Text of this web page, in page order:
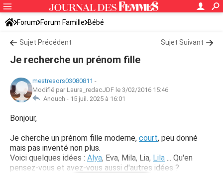
Forum Forum Famille Bébé
Sujet Précédent Sujet Suivant
Je recherche un prénom fille
mestresors03080811 -
Modifié par Laura_redacJDF le 3/02/2016 15:46
Anouch - 15 juil. 2025 à 16:01
Bonjour,
Je cherche un prénom fille moderne, court, peu donné
mais pas inventé non plus.
Voici quelques idées : Alya, Eva, Mila, Lia, Lila ... Qu'en
pensez-vous et avez-vous aussi d'autres idées ?